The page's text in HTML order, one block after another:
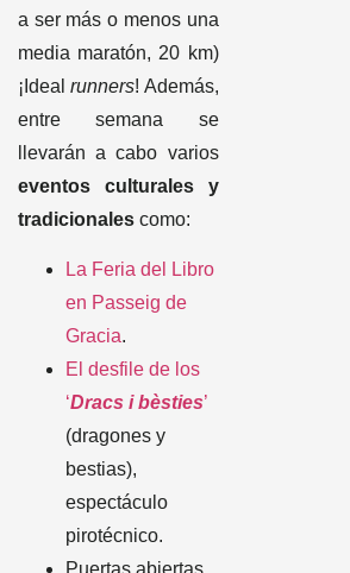
a ser más o menos una
media maratón, 20 km)
¡Idealrunners! Además,
entre semana se
llevarán a cabo varios
eventos culturales y
tradicionales como:
La Feria del Libro
en Passeig de
Gracia.
El desfile de los
‘Dracs i bèsties’
(dragones y
bestias),
espectáculo
pirotécnico.